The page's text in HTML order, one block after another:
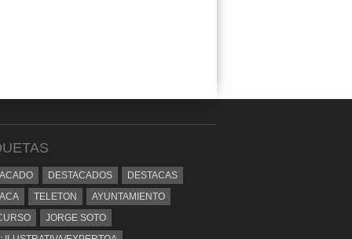
DESTACADOS
DESTACAS
TELETON
AYUNTAMIENTO
JORGE SOTO